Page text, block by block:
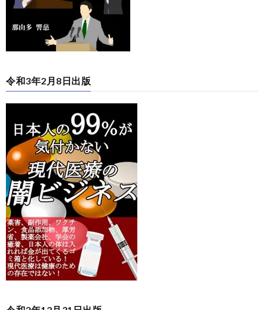
令和3年2月8日出版